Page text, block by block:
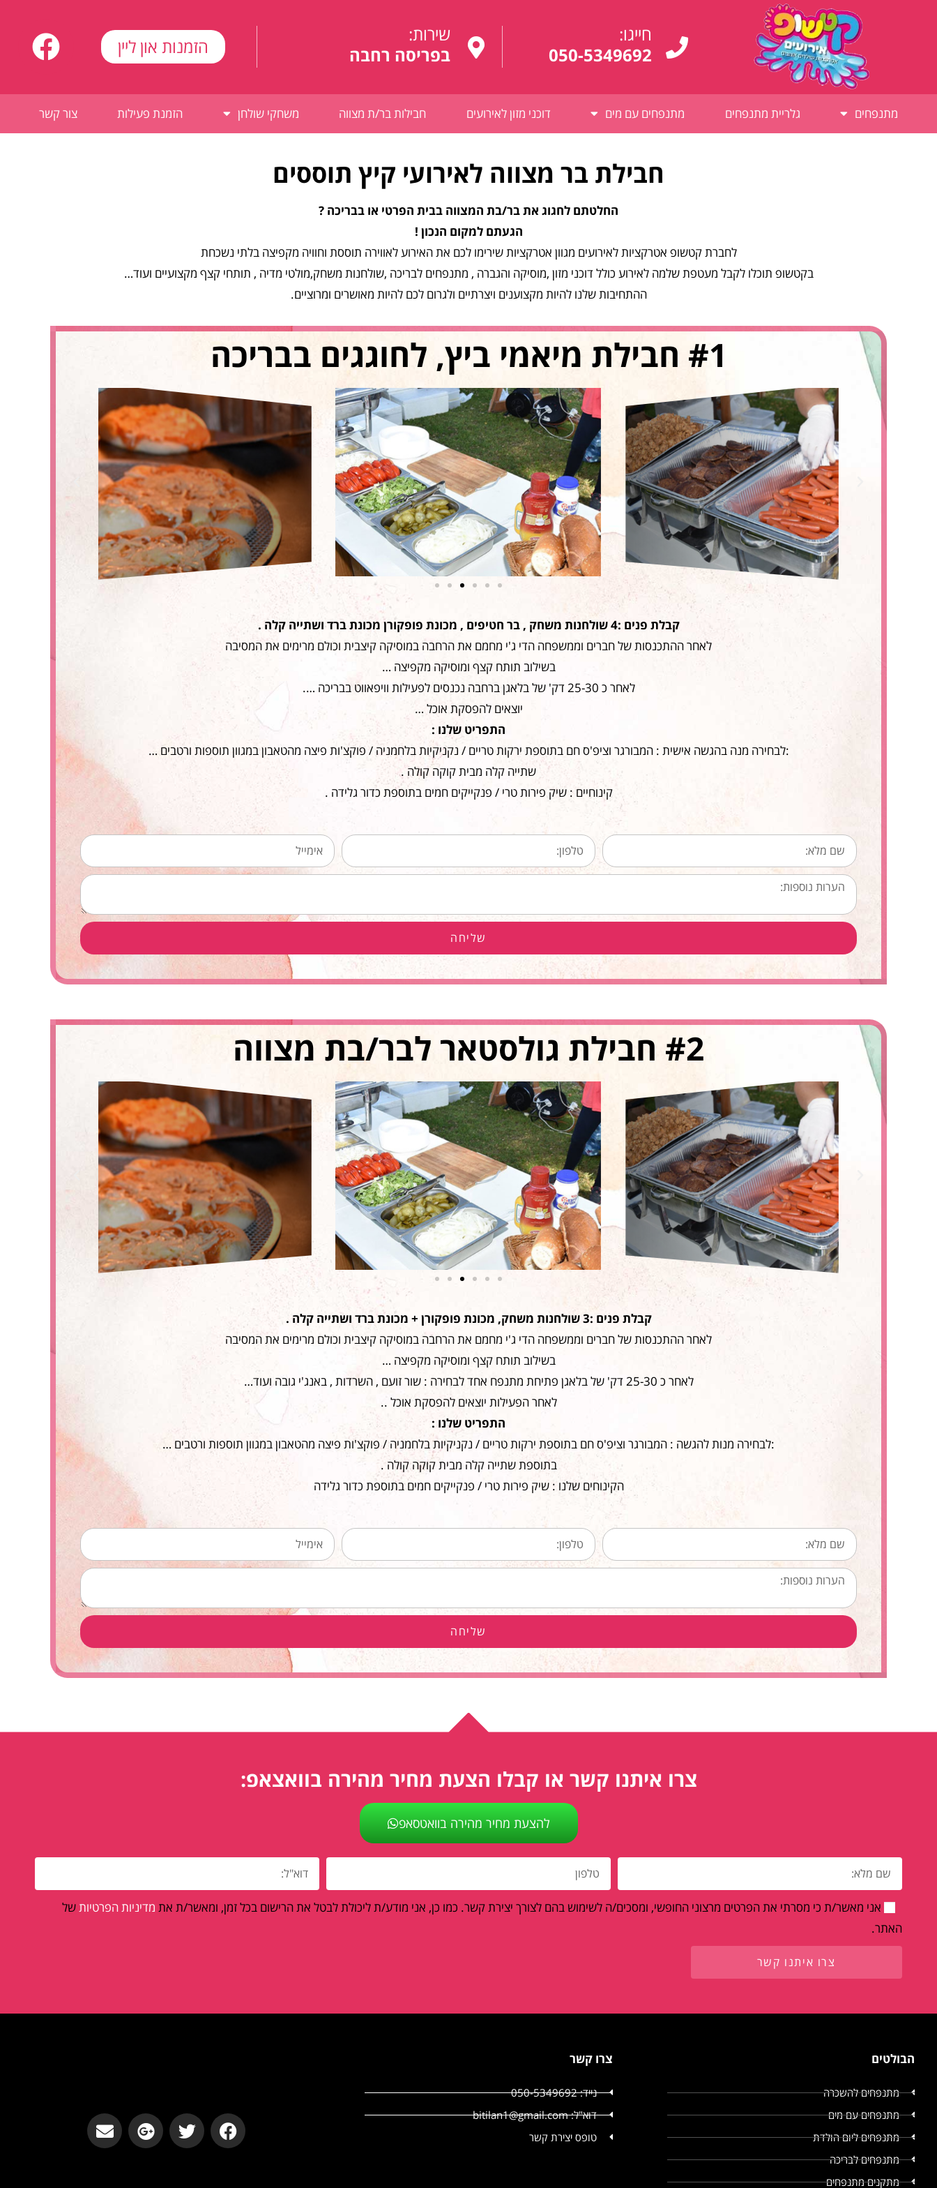
חייגו:
050-5349692
שירות:
בפריסה רחבה
הזמנות און ליין
מתנפחים גלריית מתנפחים מתנפחים עם מים דוכני מזון לאירועים חבילות בר/ת מצווה משחקי שולחן הזמנת פעילות צור קשר
חבילת בר מצווה לאירועי קיץ תוססים
החלטתם לחגוג את בר/בת המצווה בבית הפרטי או בבריכה ?
הגעתם למקום הנכון !
לחברת קטשופ אטרקציות לאירועים מגוון אטרקציות שירימו לכם את האירוע לאווירה תוססת וחוויה מקפיצה בלתי נשכחת
בקטשופ תוכלו לקבל מעטפת שלמה לאירוע כולל דוכני מזון ,מוסיקה והגברה , מתנפחים לבריכה ,שולחנות משחק,מולטי מדיה , תותחי קצף מקצועיים ועוד…
ההתחיבות שלנו להיות מקצוענים ויצרתיים ולגרום לכם להיות מאושרים ומרוציים.
#1 חבילת מיאמי ביץ, לחוגגים בבריכה
קבלת פנים :4 שולחנות משחק , בר חטיפים , מכונת פופקורן מכונת ברד ושתייה קלה .
לאחר ההתכנסות של חברים וממשפחה הדי ג'י מחמם את הרחבה במוסיקה קיצבית וכולם מרימים את המסיבה
בשילוב תותח קצף ומוסיקה מקפיצה …
לאחר כ 25-30 דק' של בלאגן ברחבה נכנסים לפעילות וויפאווט בבריכה ….
יוצאים להפסקת אוכל …
התפריט שלנו :
:לבחירה מנה בהגשה אישית : המבורגר וציפ'ס חם בתוספת ירקות טריים / נקניקיות בלחמניה / פוקצ'ות פיצה מהטאבון במגוון תוספות ורטבים …
שתייה קלה מבית קוקה קולה .
קינוחיים : שיק פירות טרי / פנקייקים חמים בתוספת כדור גלידה .
שליחה
#2 חבילת גולסטאר לבר/בת מצווה
קבלת פנים :3 שולחנות משחק, מכונת פופקורן + מכונת ברד ושתייה קלה .
לאחר ההתכנסות של חברים וממשפחה הדי ג'י מחמם את הרחבה במוסיקה קיצבית וכולם מרימים את המסיבה
בשילוב תותח קצף ומוסיקה מקפיצה …
לאחר כ 25-30 דק' של בלאגן פתיחת מתנפח אחד לבחירה : שור זועם , השרדות , באנג'י גובה ועוד…
לאחר הפעילות יוצאים להפסקת אוכל ..
התפריט שלנו :
:לבחירה מנות להגשה : המבורגר וציפ'ס חם בתוספת ירקות טריים / נקניקיות בלחמניה / פוקצ'ות פיצה מהטאבון במגוון תוספות ורטבים …
בתוספת שתייה קלה מבית קוקה קולה .
הקינוחים שלנו : שיק פירות טרי / פנקייקים חמים בתוספת כדור גלידה
שליחה
צרו איתנו קשר או קבלו הצעת מחיר מהירה בוואצאפ:
להצעת מחיר מהירה בוואטסאפ
אני מאשר/ת כי מסרתי את הפרטים מרצוני החופשי, ומסכים/ה לשימוש בהם לצורך יצירת קשר. כמו כן, אני מודע/ת ליכולת לבטל את הרישום בכל זמן, ומאשר/ת את מדיניות הפרטיותשל
האתר.
צרו איתנו קשר
הבולטים
מתנפחים להשכרה
מתנפחים עם מים
מתנפחים ליום הולדת
מתנפחים לבריכה
מתקנים מתנפחים
צרו קשר
נייד: 050-5349692
דוא"ל: bitilan1@gmail.com
טופס יצירת קשר